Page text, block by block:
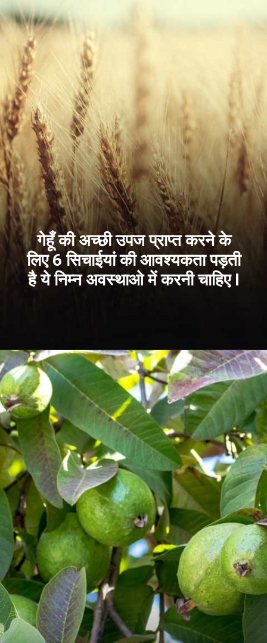
गेहूँ की अच्छी उपज प्राप्त करने के
लिए 6 सिचाईयां की आवश्यकता पड़ती
है ये निम्न अवस्थाओ में करनी चाहिए I